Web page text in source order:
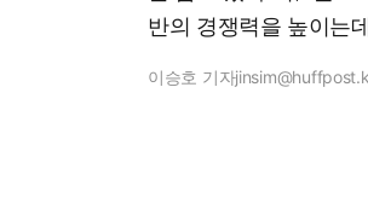
반의 경쟁력을 높이는
이승호 기자